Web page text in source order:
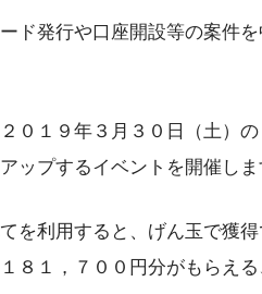
ド発行や口座開設等の案件
０１９年３月３０日（土）
ップするイベントを開催しま
を利用すると、げん玉で獲
８１，７００円分がもらえ